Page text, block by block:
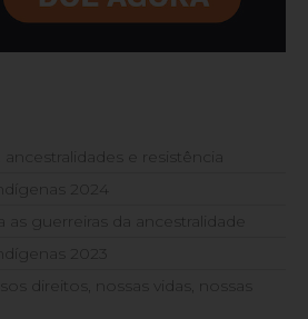
e resistência
2024
as guerreiras da ancestralidade
2023
direitos, nossas vidas, nossas